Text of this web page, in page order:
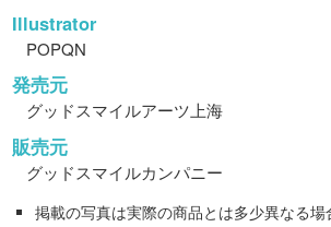
Illustrator
POPQN
発売元
グッドスマイルアーツ上海
販売元
グッドスマイルカンパニー
掲載の写真は実際の商品とは多少異なる場